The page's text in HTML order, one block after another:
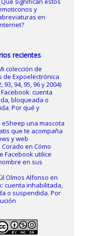
y
en
recientes
colección de
de Expoelectrónica
93, 94, 95, 96 y 2004)
Facebook: cuenta
bloqueada o
Por qué y
eSheep una mascota
que te acompaña
y web
Corado enCómo
Facebook utilice
en sus
Olmos Alfonso en
cuenta inhabilitada,
o suspendida. Por